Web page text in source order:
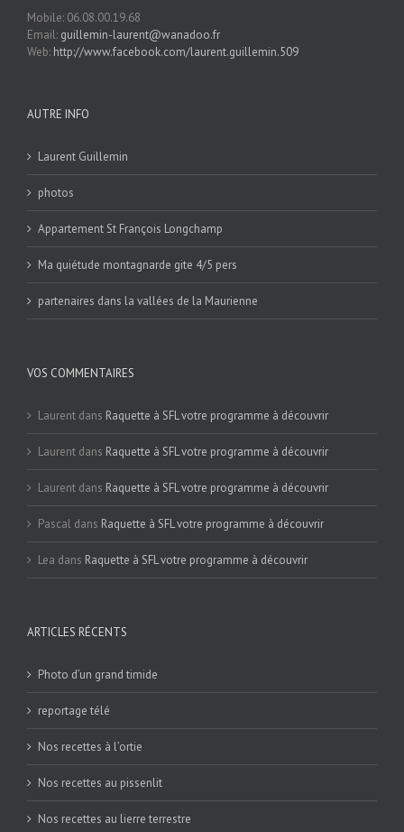
Mobile: 06.08.00.19.68
Email: guillemin-laurent@wanadoo.fr
Web: http://www.facebook.com/laurent.guillemin.509
AUTRE INFO
Laurent Guillemin
photos
Appartement St François Longchamp
Ma quiétude montagnarde gite 4/5 pers
partenaires dans la vallées de la Maurienne
VOS COMMENTAIRES
Laurent dans Raquette à SFL votre programme à découvrir
Laurent dans Raquette à SFL votre programme à découvrir
Laurent dans Raquette à SFL votre programme à découvrir
Pascal dans Raquette à SFL votre programme à découvrir
Lea dans Raquette à SFL votre programme à découvrir
ARTICLES RÉCENTS
Photo d’un grand timide
reportage télé
Nos recettes à l’ortie
Nos recettes au pissenlit
Nos recettes au lierre terrestre